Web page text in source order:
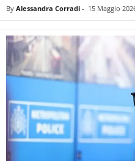
By Alessandra Corradi - 15 Maggio